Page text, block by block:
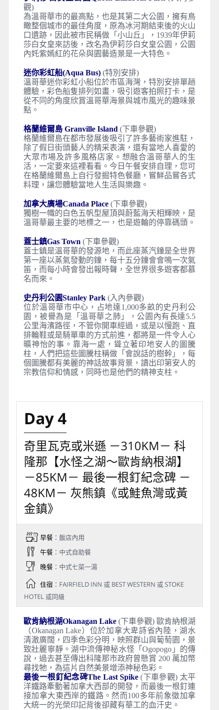
觀)
為溫哥華市的最高點，也是其第二大公園，擁有鳥
瞰整個城市的最佳角度，原為冰河期結束後的火山
口遺跡，因此被市民稱做「小山丘」，1939年伊莉
莎白女皇來訪後，改名為伊莉莎白女皇公園，公園
內奼紫嫣紅的花朵與園藝造景是一大特色。
迷你彩虹船(Aqua Bus) (特別安排)
溫哥華迷你彩虹小船位於市區海灣，特別安排單趟
體驗，彩色船隻排列如畫，吸引遊客拍照打卡，是
從不同的角度欣賞溫哥華海景與城市風光的趣味景
點。
格蘭維爾島 Granville Island (下車參觀)
格蘭維爾島在都市發展後吸引了許多藝術家進駐，
除了假日街頭藝人的精采表演，還有當地人喜愛的
大眾市場及許多風格店家。想融合溫哥華人的生
活，一定要來這裡看看。今日午餐安排自理，您可
在格蘭維爾島上自行發掘特色餐廳，嘗鮮品嘗各式
料理，讓您體驗當地人生活與樂趣。
加拿大廣場Canada Place(下車參觀)
獨樹一幟的白色五帆型屋頂與蔚藍海天相輝映，是
溫哥華最主要的地標之一，也是遊輪的停靠碼頭。
蓋士鎮Gas Town(下車參觀)
蓋士鎮是溫哥華的發源地，而此座蒸汽鐘是全世界
第一座以蒸氣發動的鐘，每十五分鐘會會鳴一次氣
笛，而每小時會發出報時聲，全世界很多遊客都慕
名而來。
史丹利公園Stanley Park(入內參觀)
位於溫哥華市中心，占地達1,000多畝的史丹利公
園，被譽為是「溫哥華之肺」，公園內有長達5.5
公里海濱路徑，不管你開車經過，或是以慢跑、直
排輪鞋或是騎單車的方式前進，都將是一件令人心
曠神怡的事。靠海一處，聳立著印地安人的圖騰
柱，人們把這些圖騰柱稱做「會說話的樹幹」，每
個圖騰都有美麗的神話故事背景，讀出印第安人的
宗教信仰和情感，同時也是他們的精神支柱。
Day 4
奇里瓦克或米遜 －310KM－ 科
隆那【水怪之湖～歐肯納根湖】
－85KM－ 最後一根釘紀念碑 －
48KM－ 灰熊鎮《或鮭魚灣或黃
金鎮》
早餐：飯店內用
午餐：中式自助餐
晚餐：中式七菜一湯
住宿：FAIRFIELD INN 或 BEST WESTERN 或 STOKE
HOTEL 或同級
歐肯納根湖Okanagan Lake (下車參觀) 歐肯納根湖
（Okanagan Lake）位於加拿大卑詩省內陸，湖水
清澈廣闊，四季色彩分明，映照群山與葡萄園，景
致壯麗寧靜。湖中流傳神秘水怪「Ogopogo」的傳
說，過去甚至傳出科隆那市政府曾懸賞 200 萬加幣
尋找牠，為這片自然美景增添神秘色彩。
最後一根釘紀念碑The Last Spike(下車參觀) 太平
洋鐵路牽動著加拿大西部的開發，而最後一根釘連
接加拿大東西岸的鐵路。然而100多年前象徵加拿
大統一的光榮印記背後卻藏有華工的血汗史。